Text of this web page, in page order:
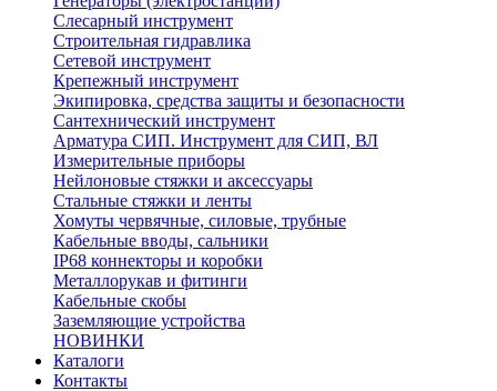
Слесарный инструмент
Строительная гидравлика
Сетевой инструмент
Крепежный инструмент
Экипировка, средства защиты и безопасности
Сантехнический инструмент
Арматура СИП. Инструмент для СИП, ВЛ
Измерительные приборы
Нейлоновые стяжки и аксессуары
Стальные стяжки и ленты
Хомуты червячные, силовые, трубные
Кабельные вводы, сальники
IP68 коннекторы и коробки
Металлорукав и фитинги
Кабельные скобы
Заземляющие устройства
НОВИНКИ
Каталоги
Контакты